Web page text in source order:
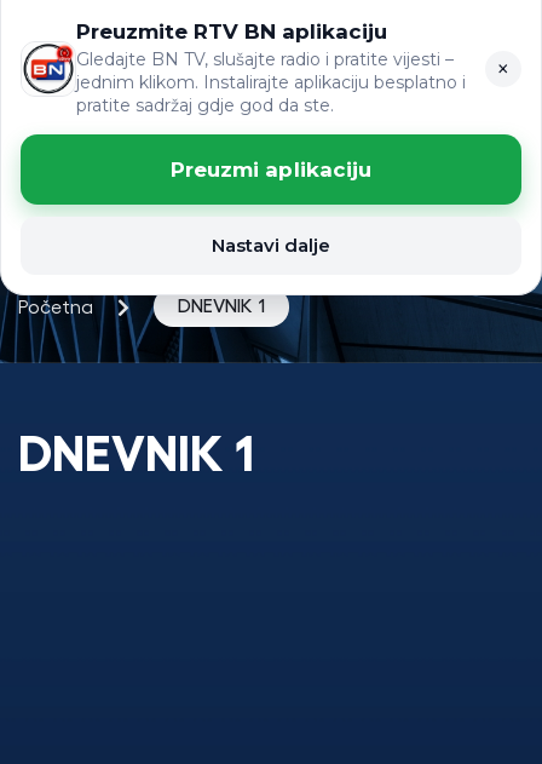
VIJESTI LAT
Preuzmite RTV BN aplikaciju
Gledajte BN TV, slušajte radio i pratite vijesti –
jednim klikom. Instalirajte aplikaciju besplatno i
pratite sadržaj gdje god da ste.
×
Preuzmi aplikaciju
Nastavi dalje
Početna DNEVNIK 1
DNEVNIK 1